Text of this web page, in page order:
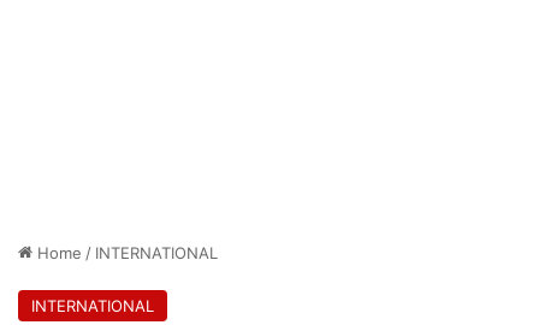
Home / INTERNATIONAL
INTERNATIONAL